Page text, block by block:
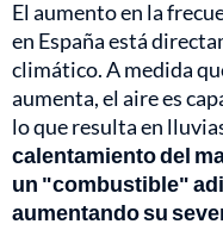
El aumento en la
en España está
climático. A medida
aumenta, el aire es
lo que resulta en
calentamiento del
un "combustible"
aumentando su